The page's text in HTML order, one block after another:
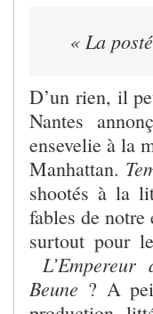
« La
D’un rien, il
Nantes
ensevelie à la
Manhattan.
shootés à la
fables de
surtout pour
L’Empereur
Beune ? A